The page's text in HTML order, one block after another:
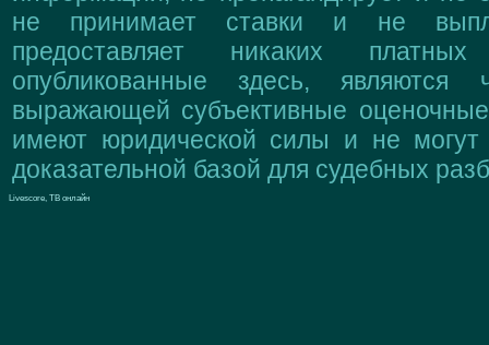
не принимает ставки и не
предоставляет никаких
опубликованные здесь, являются
выражающей субъективные
имеют юридической силы и не могут
доказательной базой для судебных
Livescore, ТВ онлайн